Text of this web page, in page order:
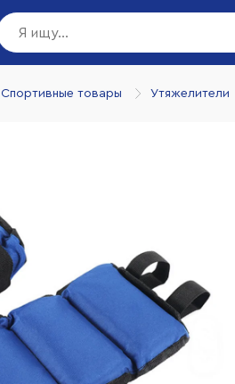
Спортивные товары Утяжелители